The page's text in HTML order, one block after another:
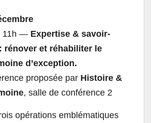
11h — Expertise & savoir-
rénover et réhabiliter le
d’exception.
proposée par Histoire &
, salle de conférence 2
opérations emblématiques